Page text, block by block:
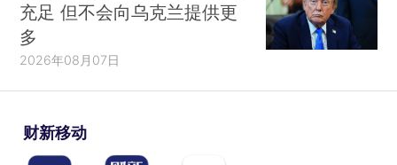
充足 但不会向乌克兰提供更
多
2026年08月07日
财新移动